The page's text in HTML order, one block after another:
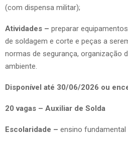
(com dispensa militar);
Atividades – preparar
de soldagem e corte e peças a
normas de segurança, organização
ambiente.
Disponível até 30/06/2026 ou
20 vagas – Auxiliar de Solda
Escolaridade – ensino